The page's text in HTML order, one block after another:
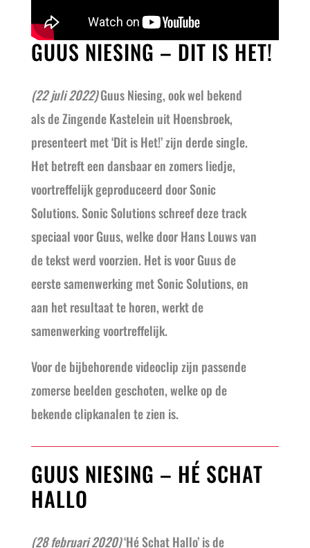
GUUS NIESING – DIT IS HET!
(22 juli 2022)Guus Niesing, ook wel bekend
als de Zingende Kastelein uit Hoensbroek,
presenteert met ‘Dit is Het!’ zijn derde single.
Het betreft een dansbaar en zomers liedje,
voortreffelijk geproduceerd door Sonic
Solutions. Sonic Solutions schreef deze track
speciaal voor Guus, welke door Hans Louws van
de tekst werd voorzien. Het is voor Guus de
eerste samenwerking met Sonic Solutions, en
aan het resultaat te horen, werkt de
samenwerking voortreffelijk.
Voor de bijbehorende videoclip zijn passende
zomerse beelden geschoten, welke op de
bekende clipkanalen te zien is.
GUUS NIESING – HÉ SCHAT
HALLO
(28 februari 2020)‘Hé Schat Hallo’ is de